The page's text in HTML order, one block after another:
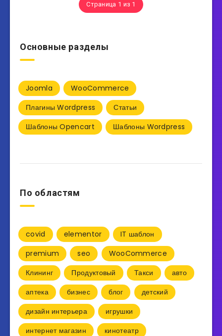
Страница 1 из 1
Основные разделы
Joomla
WooCommerce
Плагины Wordpress
Статьи
Шаблоны Opencart
Шаблоны Wordpress
По областям
covid elementor
IT шаблон
premium
seo
WooCommerce
Клининг
Продуктовый Такси
авто
аптека
бизнес блог
детский
дизайн интерьера
игрушки
интернет магазин
кинотеатр